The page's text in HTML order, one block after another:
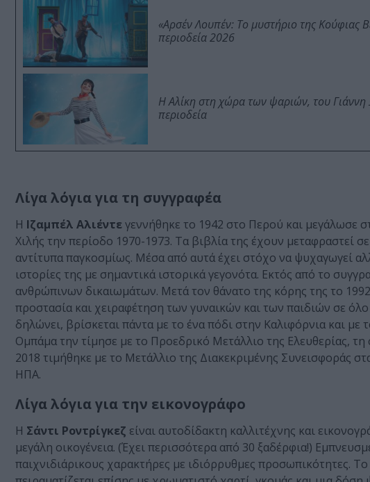
«Αρσέν Λουπέν: Το μυστήριο της Κούφιας
περιοδεία 2026
Η Αλίκη στη χώρα των ψαριών, του Γιάννη
περιοδεία
Λίγα λόγια για τη συγγραφέα
Η Ιζαμπέλ Αλιέντεγεννήθηκε το 1942 στο Περού και μεγάλωσε
Χιλής την περίοδο 1970-1973. Τα βιβλία της έχουν μεταφραστεί
αντίτυπα παγκοσμίως. Μέσα από αυτά έχει στόχο να ψυχαγωγεί
ιστορίες της με σημαντικά ιστορικά γεγονότα. Εκτός από το
ανθρώπινων δικαιωμάτων. Μετά τον θάνατο της κόρης της το
προστασία και χειραφέτηση των γυναικών και των παιδιών σε
δηλώνει, βρίσκεται πάντα με το ένα πόδι στην Καλιφόρνια και
Ομπάμα την τίμησε με το Προεδρικό Μετάλλιο της Ελευθερίας,
2018 τιμήθηκε με το Μετάλλιο της Διακεκριμένης Συνεισφοράς
ΗΠΑ.
Λίγα λόγια για την εικονογράφο
Η Σάντι Ροντρίγκεζ είναι αυτοδίδακτη καλλιτέχνης και
μεγάλη οικογένεια. (Έχει περισσότερα από 30 ξαδέρφια!)
παιχνιδιάρικους χαρακτήρες με ιδιόρρυθμες προσωπικότητες.